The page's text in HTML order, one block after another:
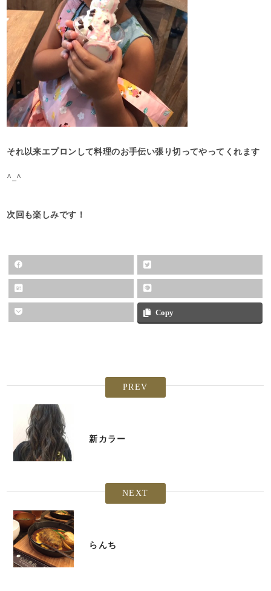
それ以来エプロンして料理のお手伝い張り切ってやってくれます
^_^
次回も楽しみです！
Copy
PREV
新カラー
NEXT
らんち